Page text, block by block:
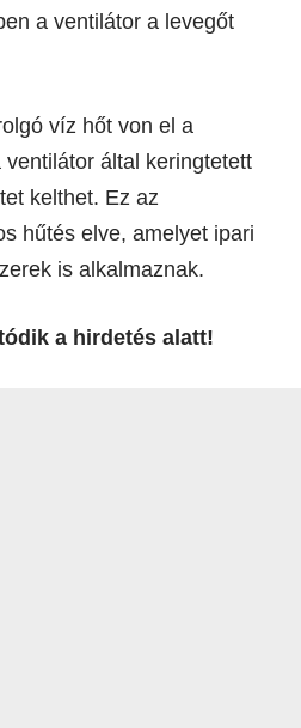
a ventilátor a levegőt
víz hőt von el a
által keringtetett
kelthet. Ez az
hűtés elve, amelyet ipari
is alkalmaznak.
a hirdetés alatt!